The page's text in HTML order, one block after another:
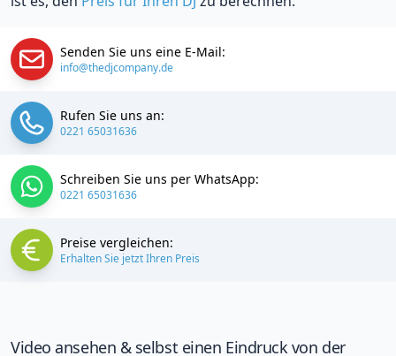
Senden Sie uns eine E-Mail:
info@thedjcompany.de
Rufen Sie uns an:
0221 65031636
Schreiben Sie uns per WhatsApp:
0221 65031636
Preise vergleichen:
Erhalten Sie jetzt Ihren Preis
Video ansehen & selbst einen Eindruck von der